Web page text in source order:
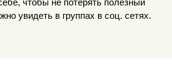
чтобы не потерять полезный
увидеть в группах в соц. сетях.